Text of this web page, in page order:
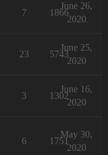
7 1866
June 26,
2020
23 5743
June 25,
2020
3 1302
June 16,
2020
6 1751
May 30,
2020